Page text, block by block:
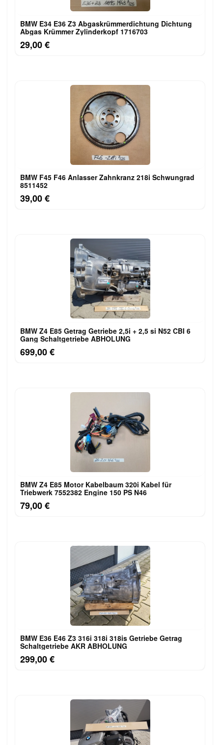
BMW E34 E36 Z3 Abgaskrümmerdichtung Dichtung
Abgas Krümmer Zylinderkopf 1716703
29,00 €
BMW F45 F46 Anlasser Zahnkranz 218i Schwungrad
8511452
39,00 €
BMW Z4 E85 Getrag Getriebe 2,5i + 2,5 si N52 CBI 6
Gang Schaltgetriebe ABHOLUNG
699,00 €
BMW Z4 E85 Motor Kabelbaum 320i Kabel für
Triebwerk 7552382 Engine 150 PS N46
79,00 €
BMW E36 E46 Z3 316i 318i 318is Getriebe Getrag
Schaltgetriebe AKR ABHOLUNG
299,00 €